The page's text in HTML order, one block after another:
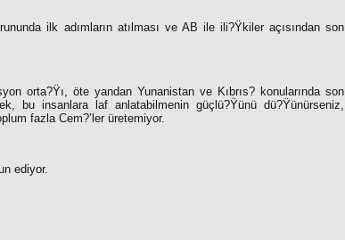
ilk adımların atılması ve AB ile ili?Ÿkiler açısından son
orta?Ÿı, öte yandan Yunanistan ve Kıbrıs? konularında son
bu insanlara laf anlatabilmenin güçlü?Ÿünü dü?Ÿünürseniz,
fazla Cem?’ler üretemiyor.
ediyor.